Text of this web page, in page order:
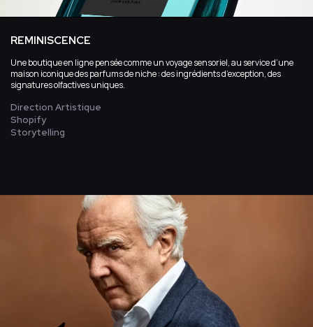
REMINISCENCE
Une boutique en ligne pensée comme un voyage sensoriel, au service d’une
maison iconique des parfums de niche : des ingrédients d’exception, des
signatures olfactives uniques.
Direction Artistique
Shopify
Storytelling